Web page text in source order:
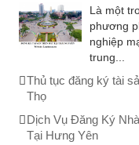
Là một
phương
nghiệp
trung...
Thủ tục đăng ký tài
Thọ
Dịch Vụ Đăng Ký
Tại Hưng Yên